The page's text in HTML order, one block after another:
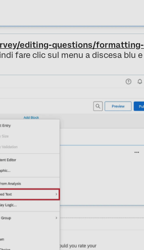
editing-questions/formatting-
fare clic sul menu a discesa blu e